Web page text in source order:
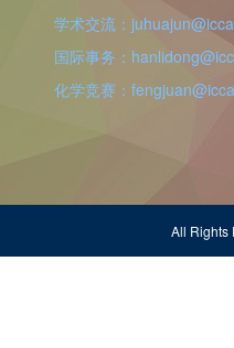
学术交流：
国际事务：
化学竞赛：
All Rights